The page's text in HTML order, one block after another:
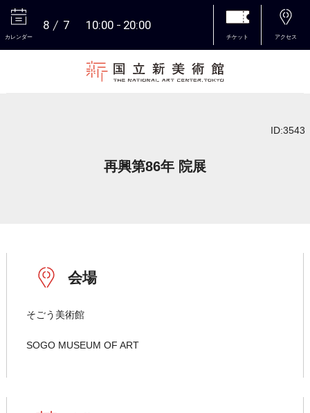
カレンダー
8 7 10:00 20:00
チケット アクセス
ID:3543
再興第86年 院展
会場
そごう美術館
SOGO MUSEUM OF ART